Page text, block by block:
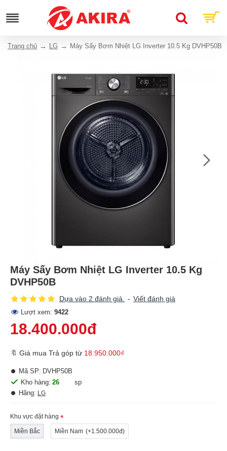
Trang chủ LG Máy Sấy Bơm Nhiệt LG Inverter 10.5 Kg DVHP50B
Máy Sấy Bơm Nhiệt LG Inverter 10.5 Kg
DVHP50B
Dựa vào 2 đánh giá. - Viết đánh giá
Lượt xem: 9422
18.400.000đ
🔖 Giá mua Trả góp từ 18.950.000₫
Kho hàng: 26
sp
Hãng: LG
Mã SP: DVHP50B
Khu vực đặt hàng
Miền Bắc Miền Nam (+1.500.000đ)